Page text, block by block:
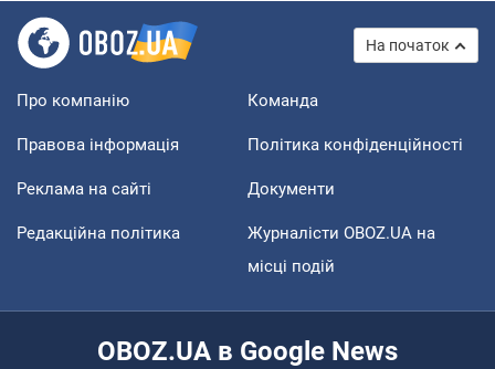
На початок
Про компанію Команда
Правова інформація Політика конфіденційності
Реклама на сайті Документи
Редакційна політика
Журналісти OBOZ.UA на
місці подій
OBOZ.UA в Google News